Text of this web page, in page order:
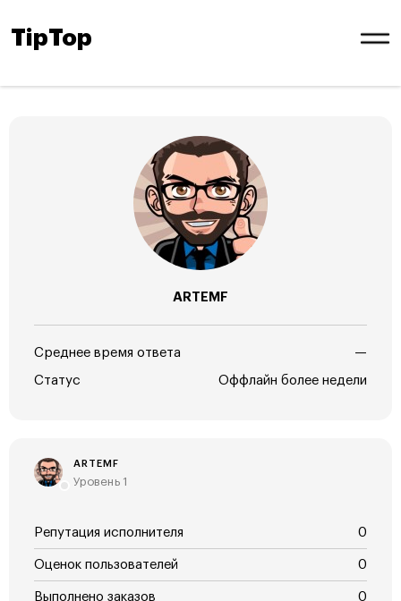
TipTop
ARTEMF
Среднее время ответа —
Статус Оффлайн более недели
ARTEMF
Уровень 1
Репутация исполнителя 0
Оценок пользователей 0
Выполнено заказов 0